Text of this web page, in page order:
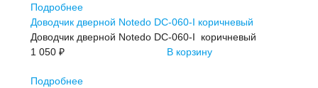
Подробнее
Доводчик дверной Notedo DC-060-I коричневый
Доводчик дверной Notedo DC-060-I коричневый
1 050 ₽
В корзину
Подробнее